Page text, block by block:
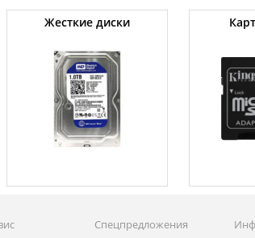
Жесткие диски
Спецпредложения